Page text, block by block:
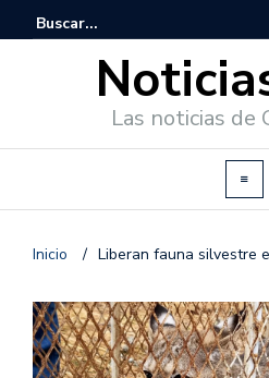
Las noticias de
Inicio / Liberan fauna silvestre